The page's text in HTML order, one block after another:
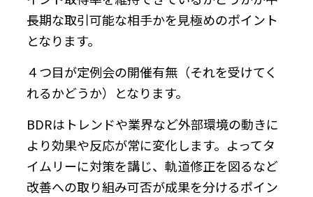
長期な取引可能な相手かを見極めのポイント
となります。
４つ目が定例会の開催有無（それを受けてく
れるかどうか）となります。
BDRはトレンドや業界など外部環境の動きに
より効果や反応が常に変化します。よってタ
イムリーに対策を講じ、軌道修正を図るなど
改善への取り組み可否が成果を分けるポイン